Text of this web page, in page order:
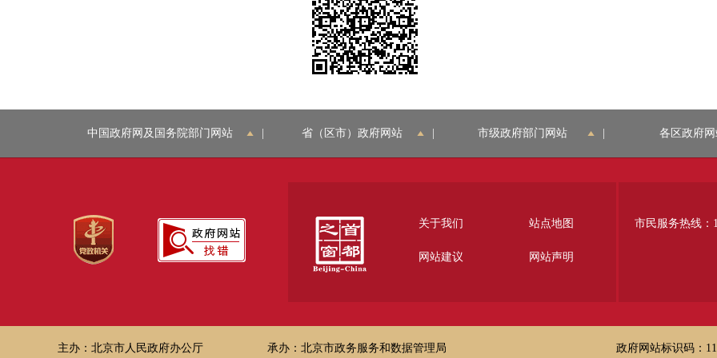
中国政府网及国务院部门网站 省（区市）政府网站 市级政府部门网站 各区政府
关于我们 站点地图
网站建议 网站声明
市民服务热线：
主办：北京市人民政府办公厅 承办：北京市政务服务和数据管理局 政府网站标识码：